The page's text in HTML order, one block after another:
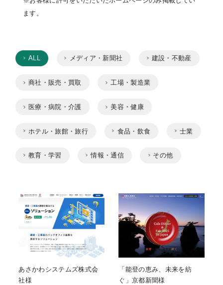
ます。
ALL メディア・新聞社 建設・不動産
商社・販売・買取 工場・製造業
医療・病院・介護 美容・健康
ホテル・旅館・旅行 食品・飲食 士業
教育・学習 情報・通信 その他
あさかわシステムズ株式会
社様
「能登の恵み、未来を紡
ぐ」京都新聞様